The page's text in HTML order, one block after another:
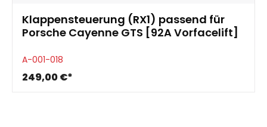
Klappensteuerung (RX1) passend für
Porsche Cayenne GTS [92A Vorfacelift]
A-001-018
249,00 €*